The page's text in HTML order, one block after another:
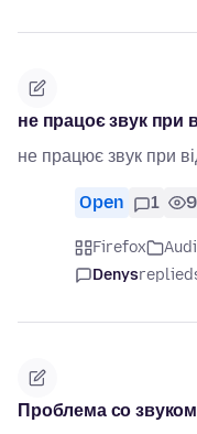
не працоє звук при
не працює звук при
Open 1
Firefox
Denysreplied
Проблема со